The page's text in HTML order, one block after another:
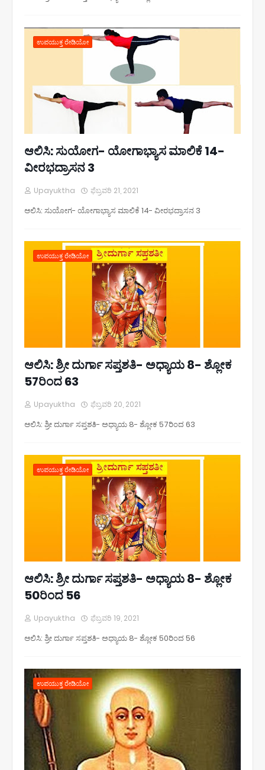
ಉಪಯುಕ್ತ ರೇಡಿಯೋ
ಆಲಿಸಿ: ಸುಯೋಗ- ಯೋಗಾಭ್ಯಾಸ ಮಾಲಿಕೆ 14-
ವೀರಭದ್ರಾಸನ 3
Upayuktha ಫೆಬ್ರವರಿ 21, 2021
ಆಲಿಸಿ: ಸುಯೋಗ- ಯೋಗಾಭ್ಯಾಸ ಮಾಲಿಕೆ 14- ವೀರಭದ್ರಾಸನ 3
ಉಪಯುಕ್ತ ರೇಡಿಯೋ
ಆಲಿಸಿ: ಶ್ರೀ ದುರ್ಗಾ ಸಪ್ತಶತಿ- ಅಧ್ಯಾಯ 8- ಶ್ಲೋಕ
57ರಿಂದ 63
Upayuktha ಫೆಬ್ರವರಿ 20, 2021
ಆಲಿಸಿ: ಶ್ರೀ ದುರ್ಗಾ ಸಪ್ತಶತಿ- ಅಧ್ಯಾಯ 8- ಶ್ಲೋಕ 57ರಿಂದ 63
ಉಪಯುಕ್ತ ರೇಡಿಯೋ
ಆಲಿಸಿ: ಶ್ರೀ ದುರ್ಗಾ ಸಪ್ತಶತಿ- ಅಧ್ಯಾಯ 8- ಶ್ಲೋಕ
50ರಿಂದ 56
Upayuktha ಫೆಬ್ರವರಿ 19, 2021
ಆಲಿಸಿ: ಶ್ರೀ ದುರ್ಗಾ ಸಪ್ತಶತಿ- ಅಧ್ಯಾಯ 8- ಶ್ಲೋಕ 50ರಿಂದ 56
ಉಪಯುಕ್ತ ರೇಡಿಯೋ